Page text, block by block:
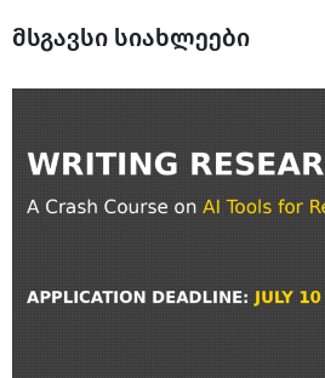
მსგავსი სიახლეები